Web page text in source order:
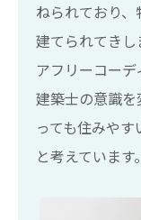
ねられており
建てられてき
アフリーコーデ
建築士の意識
っても住みや
と考えています。